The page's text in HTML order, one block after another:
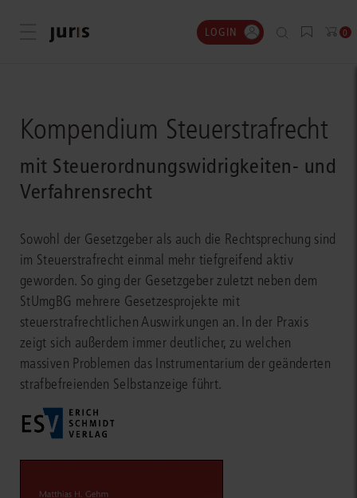
Menü öffnen LOGIN 0
Kompendium Steuerstrafrecht
mit Steuerordnungswidrigkeiten- und
Verfahrensrecht
Sowohl der Gesetzgeber als auch die Rechtsprechung sind
im Steuerstrafrecht einmal mehr tiefgreifend aktiv
geworden. So ging der Gesetzgeber zuletzt neben dem
StUmgBG mehrere Gesetzesprojekte mit
steuerstrafrechtlichen Auswirkungen an. In der Praxis
zeigt sich außerdem immer deutlicher, zu welchen
massiven Problemen das Instrumentarium der geänderten
strafbefreienden Selbstanzeige führt.